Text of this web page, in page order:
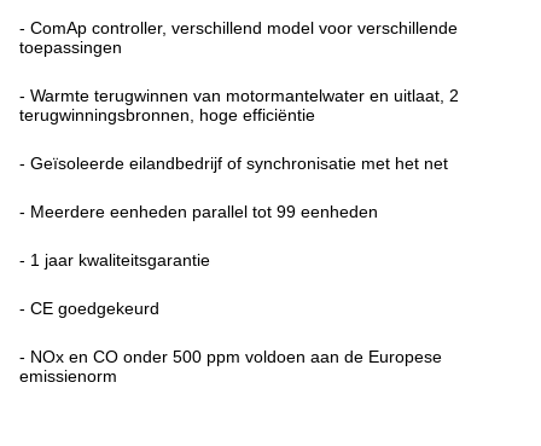
- ComAp controller, verschillend model voor verschillende
toepassingen
- Warmte terugwinnen van motormantelwater en uitlaat, 2
terugwinningsbronnen, hoge efficiëntie
- Geïsoleerde eilandbedrijf of synchronisatie met het net
- Meerdere eenheden parallel tot 99 eenheden
- 1 jaar kwaliteitsgarantie
- CE goedgekeurd
- NOx en CO onder 500 ppm voldoen aan de Europese
emissienorm